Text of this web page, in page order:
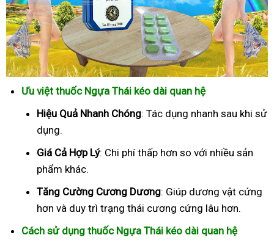
Ưu việt thuốc Ngựa Thái kéo dài quan hệ
Hiệu Quả Nhanh Chóng: Tác dụng nhanh sau khi sử
dụng.
Giá Cả Hợp Lý: Chi phí thấp hơn so với nhiều sản
phẩm khác.
Tăng Cường Cương Dương: Giúp dương vật cứng
hơn và duy trì trạng thái cương cứng lâu hơn.
Cách sử dụng thuốc Ngựa Thái kéo dài quan hệ